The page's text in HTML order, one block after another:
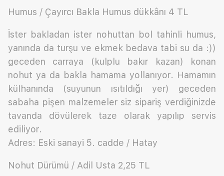
Humus / Çayırcı Bakla Humus dükkânı 4 TL
İster bakladan ister nohuttan bol tahinli humus,
yanında da turşu ve ekmek bedava tabi su da :))
geceden carraya (kulplu bakır kazan) konan
nohut ya da bakla hamama yollanıyor. Hamamın
külhanında (suyunun ısıtıldığı yer) geceden
sabaha pişen malzemeler siz sipariş verdiğinizde
tavanda dövülerek taze olarak yapılıp servis
ediliyor.
Adres: Eski sanayi 5. cadde / Hatay
Nohut Dürümü / Adil Usta 2,25 TL